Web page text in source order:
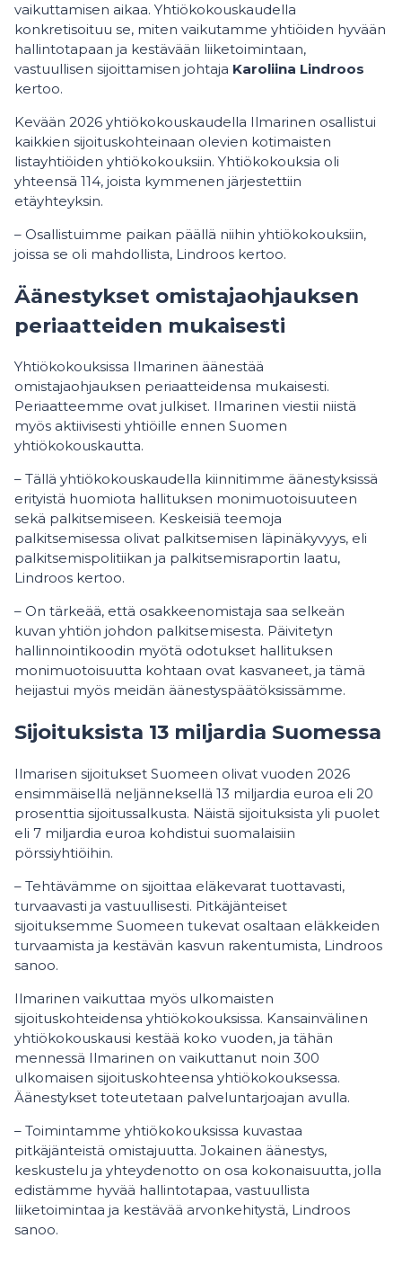
vaikuttamisen aikaa. Yhtiökokouskaudella
konkretisoituu se, miten vaikutamme yhtiöiden hyvään
hallintotapaan ja kestävään liiketoimintaan,
vastuullisen sijoittamisen johtaja Karoliina Lindroos
kertoo.
Kevään 2026 yhtiökokouskaudella Ilmarinen osallistui
kaikkien sijoituskohteinaan olevien kotimaisten
listayhtiöiden yhtiökokouksiin. Yhtiökokouksia oli
yhteensä 114, joista kymmenen järjestettiin
etäyhteyksin.
– Osallistuimme paikan päällä niihin yhtiökokouksiin,
joissa se oli mahdollista, Lindroos kertoo.
Äänestykset omistajaohjauksen
periaatteiden mukaisesti
Yhtiökokouksissa Ilmarinen äänestää
omistajaohjauksen periaatteidensa mukaisesti.
Periaatteemme ovat julkiset. Ilmarinen viestii niistä
myös aktiivisesti yhtiöille ennen Suomen
yhtiökokouskautta.
– Tällä yhtiökokouskaudella kiinnitimme äänestyksissä
erityistä huomiota hallituksen monimuotoisuuteen
sekä palkitsemiseen. Keskeisiä teemoja
palkitsemisessa olivat palkitsemisen läpinäkyvyys, eli
palkitsemispolitiikan ja palkitsemisraportin laatu,
Lindroos kertoo.
– On tärkeää, että osakkeenomistaja saa selkeän
kuvan yhtiön johdon palkitsemisesta. Päivitetyn
hallinnointikoodin myötä odotukset hallituksen
monimuotoisuutta kohtaan ovat kasvaneet, ja tämä
heijastui myös meidän äänestyspäätöksissämme.
Sijoituksista 13 miljardia Suomessa
Ilmarisen sijoitukset Suomeen olivat vuoden 2026
ensimmäisellä neljänneksellä 13 miljardia euroa eli 20
prosenttia sijoitussalkusta. Näistä sijoituksista yli puolet
eli 7 miljardia euroa kohdistui suomalaisiin
pörssiyhtiöihin.
– Tehtävämme on sijoittaa eläkevarat tuottavasti,
turvaavasti ja vastuullisesti. Pitkäjänteiset
sijoituksemme Suomeen tukevat osaltaan eläkkeiden
turvaamista ja kestävän kasvun rakentumista, Lindroos
sanoo.
Ilmarinen vaikuttaa myös ulkomaisten
sijoituskohteidensa yhtiökokouksissa. Kansainvälinen
yhtiökokouskausi kestää koko vuoden, ja tähän
mennessä Ilmarinen on vaikuttanut noin 300
ulkomaisen sijoituskohteensa yhtiökokouksessa.
Äänestykset toteutetaan palveluntarjoajan avulla.
– Toimintamme yhtiökokouksissa kuvastaa
pitkäjänteistä omistajuutta. Jokainen äänestys,
keskustelu ja yhteydenotto on osa kokonaisuutta, jolla
edistämme hyvää hallintotapaa, vastuullista
liiketoimintaa ja kestävää arvonkehitystä, Lindroos
sanoo.